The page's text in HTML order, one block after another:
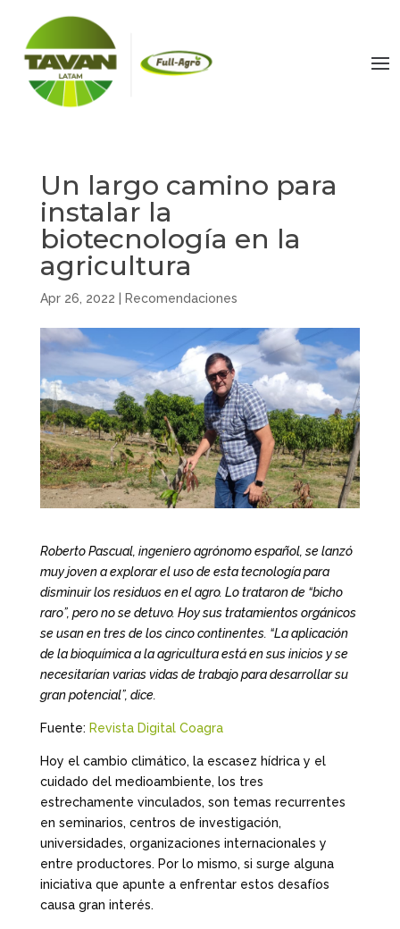
Un largo camino para
instalar la
biotecnología en la
agricultura
Apr 26, 2022 Recomendaciones
Roberto Pascual, ingeniero agrónomo español, se lanzó
muy joven a explorar el uso de esta tecnología para
disminuir los residuos en el agro. Lo trataron de “bicho
raro”, pero no se detuvo. Hoy sus tratamientos orgánicos
se usan en tres de los cinco continentes. “La aplicación
de la bioquímica a la agricultura está en sus inicios y se
necesitarían varias vidas de trabajo para desarrollar su
gran potencial”, dice.
Fuente: Revista Digital Coagra
Hoy el cambio climático, la escasez hídrica y el
cuidado del medioambiente, los tres
estrechamente vinculados, son temas recurrentes
en seminarios, centros de investigación,
universidades, organizaciones internacionales y
entre productores. Por lo mismo, si surge alguna
iniciativa que apunte a enfrentar estos desafíos
causa gran interés.